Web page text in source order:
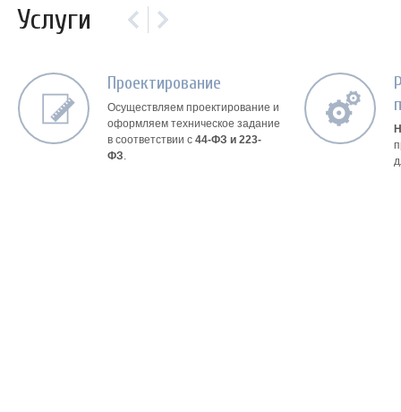
Услуги
Проектирование
Осуществляем проектирование и
оформляем техническое задание
в соответствии с 44-ФЗ и 223-
ФЗ.